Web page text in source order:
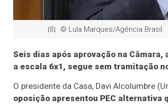
© Lula Marques/Agência Brasil.
Seis dias após aprovação na Câmara,
a escala 6x1, segue sem tramitação
O presidente da Casa, Davi Alcolumbre
oposição apresentou PEC alternativa